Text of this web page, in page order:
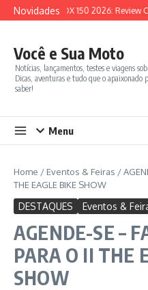
Ir para o conteúdo
NovidadesSYM ADX 150 2026: Review
Você e Sua Moto
Notícias, lançamentos, testes e viagens
Dicas, aventuras e tudo que o apaixonado
saber!
Menu
Home / Eventos & Feiras /
THE EAGLE BIKE SHOW
DESTAQUES Eventos &
AGENDE-SE –
PARA O II THE
SHOW